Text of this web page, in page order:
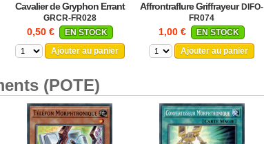
Cavalier de Gryphon Errant
GRCR-FR028
0,50 €
EN STOCK
Ajouter au panier
Affrontraflure Griffrayeur DIFO-
FR074
1,00 €
EN STOCK
Ajouter au panier
(POTE)